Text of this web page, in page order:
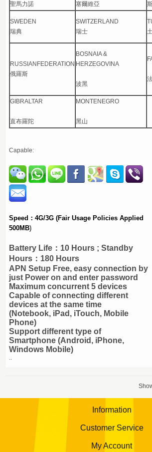
聖馬力諾
塞爾維亞
SWEDEN
瑞典
SWITZERLAND
瑞士
RUSSIANFEDERATION
俄羅斯
BOSNAIA &
HERZEGOVINA
波黑
GIBRALTAR
直布羅陀
MONTENEGRO
黑山
Capable:
Speed：4G/3G (Fair Usage Policies Applied
500MB)
Battery Life：10 Hours ; Standby
Hours：180 Hours
APN Setup Free, easy connection by
just Power on and enter password
Maximum concurrent 5 devices
Capable of connecting different
devices at the same time
(Notebook, iPad, iTouch, Mobile
Phone)
Support different type of
Smartphone (Android, iPhone,
Windows Mobile)
..
Information
Customer Service
My Account